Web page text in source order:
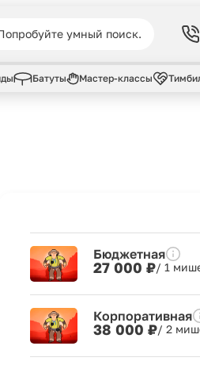
Батуты Мастер-классы
Бюджетная
27 000 ₽/ 1
Корпоративная
38 000 ₽/ 2